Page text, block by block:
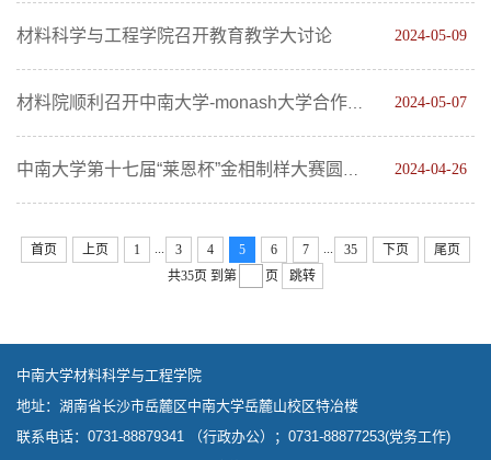
材料科学与工程学院召开教育教学大讨论 2024-05-09
2024-05-07
2024-04-26
首页 上页 1 3 4 5 6 7 35 下页
尾页
共35页 到第 页 跳转
中南大学材料科学与工程学院
地址：湖南省长沙市岳麓区中南大学岳麓山校区特冶楼
联系电话：0731-88879341 （行政办公）；0731-88877253(党务工作)